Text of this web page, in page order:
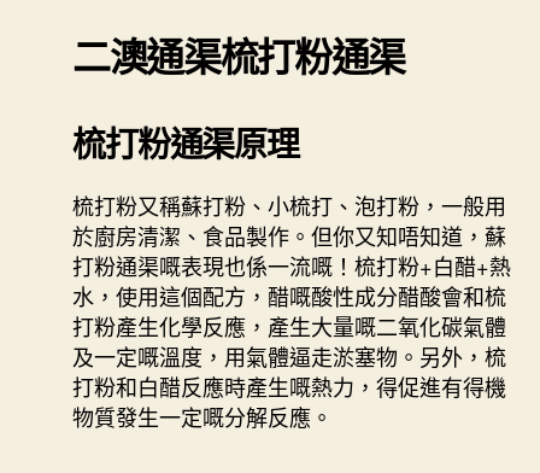
二澳通渠梳打粉通渠
梳打粉通渠原理
梳打粉又稱蘇打粉、小梳打、泡打粉，一般用
於廚房清潔、食品製作。但你又知唔知道，蘇
打粉通渠嘅表現也係一流嘅！梳打粉+白醋+熱
水，使用這個配方，醋嘅酸性成分醋酸會和梳
打粉產生化學反應，產生大量嘅二氧化碳氣體
及一定嘅溫度，用氣體逼走淤塞物。另外，梳
打粉和白醋反應時產生嘅熱力，得促進有得機
物質發生一定嘅分解反應。